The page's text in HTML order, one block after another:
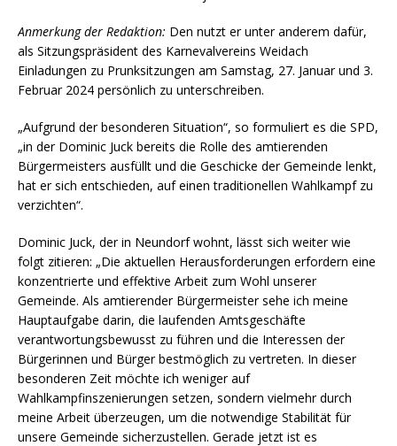
Anmerkung der Redaktion: Den nutzt er unter anderem dafür,
als Sitzungspräsident des Karnevalvereins Weidach
Einladungen zu Prunksitzungen am Samstag, 27. Januar und 3.
Februar 2024 persönlich zu unterschreiben.
„Aufgrund der besonderen Situation“, so formuliert es die SPD,
„in der Dominic Juck bereits die Rolle des amtierenden
Bürgermeisters ausfüllt und die Geschicke der Gemeinde lenkt,
hat er sich entschieden, auf einen traditionellen Wahlkampf zu
verzichten“.
Dominic Juck, der in Neundorf wohnt, lässt sich weiter wie
folgt zitieren: „Die aktuellen Herausforderungen erfordern eine
konzentrierte und effektive Arbeit zum Wohl unserer
Gemeinde. Als amtierender Bürgermeister sehe ich meine
Hauptaufgabe darin, die laufenden Amtsgeschäfte
verantwortungsbewusst zu führen und die Interessen der
Bürgerinnen und Bürger bestmöglich zu vertreten. In dieser
besonderen Zeit möchte ich weniger auf
Wahlkampfinszenierungen setzen, sondern vielmehr durch
meine Arbeit überzeugen, um die notwendige Stabilität für
unsere Gemeinde sicherzustellen. Gerade jetzt ist es